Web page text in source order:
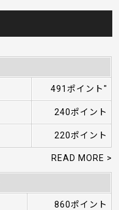
491ポイント"
240ポイント
220ポイント
READ MORE >
860ポイント